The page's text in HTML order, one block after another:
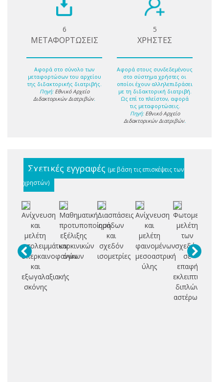
6
ΜΕΤΑΦΟΡΤΩΣΕΙΣ
Αφορά στο σύνολο των
μεταφορτώσων του αρχείου
της διδακτορικής διατριβής.
Πηγή: Εθνικό Αρχείο
Διδακτορικών Διατριβών.
5
ΧΡΗΣΤΕΣ
Αφορά στους συνδεδεμένους
στο σύστημα χρήστες οι
οποίοι έχουν αλληλεπιδράσει
με τη διδακτορική διατριβή.
Ως επί το πλείστον, αφορά
τις μεταφορτώσεις.
Πηγή: Εθνικό Αρχείο
Διδακτορικών Διατριβών.
Σχετικές εγγραφές (με βάση τις επισκέψεις των
χρηστών)
Ανίχνευση
και
μελέτη
υπολειμμάτων
υπερκαινοφανών
και
εξωγαλαξιακής
σκόνης
Μαθηματική
προτυποποίηση
εξέλιξης
καρκινικών
όγκων
Διασπάσεις
ομάδων
και
σχεδόν
ισομετρίες
Ανίχνευση
και
μελέτη
φαινομένων
μεσοαστρική
ύλης
Φωτομετρική
μελέτη
των
σχεδόν
σε
επαφή
εκλειπτικών
διπλών
αστέρων